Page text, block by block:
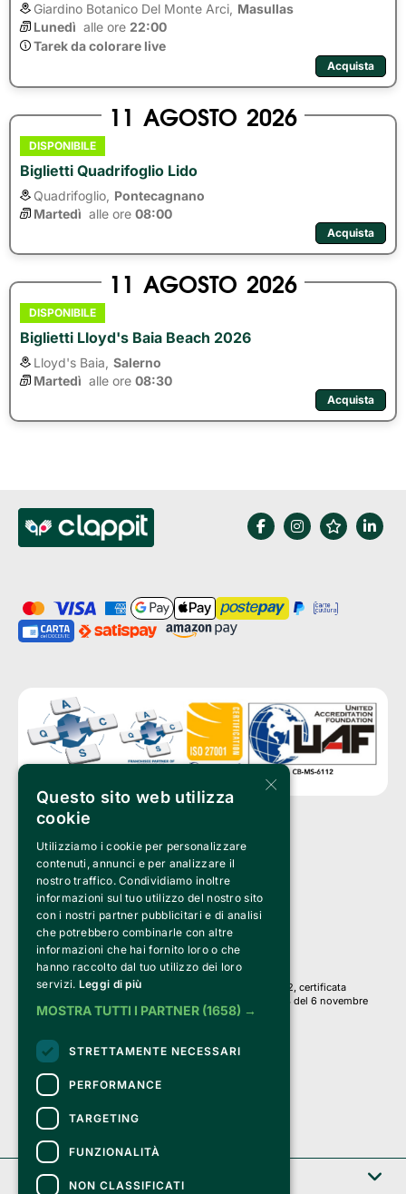
Giardino Botanico Del Monte Arci, Masullas
Lunedì alle ore 22:00
Tarek da colorare live
Acquista
11 AGOSTO 2026
DISPONIBILE
Biglietti Quadrifoglio Lido
Quadrifoglio, Pontecagnano
Martedì alle ore 08:00
Acquista
11 AGOSTO 2026
DISPONIBILE
Biglietti Lloyd's Baia Beach 2026
Lloyd's Baia, Salerno
Martedì alle ore 08:30
Acquista
Clappit è un marchio di proprietà di:
Bemils Srl
a Socio Unico
Via Fosse Ardeatine, 4 -20092 Cinisello Balsamo (MI)
PI 05589050961
Iscr. C.C.I.A.A. Milano R.E.A. 1833471
© 2010-2025 Bemils Srl - Tutti i diritti riservati
Credits:
Clappit è basato sulla piattaforma di biglietteria Belive 6.2, certificata
dall’Agenzia delle Entrate con protocollo n. 2025/445474 del 6 novembre
2025.
Su Clappit i tuoi acquisti ed i tuoi dati
sono sicuri e protetti da un certificato SSL
con crittografia a 128 bit.
Clappit
×
Questo sito web utilizza
cookie
Utilizziamo i cookie per personalizzare
contenuti, annunci e per analizzare il
nostro traffico. Condividiamo inoltre
informazioni sul tuo utilizzo del nostro sito
con i nostri partner pubblicitari e di analisi
che potrebbero combinarle con altre
informazioni che hai fornito loro o che
hanno raccolto dal tuo utilizzo dei loro
servizi. Leggi di più
MOSTRA TUTTI I PARTNER (1658) →
STRETTAMENTE NECESSARI
PERFORMANCE
TARGETING
FUNZIONALITÀ
NON CLASSIFICATI